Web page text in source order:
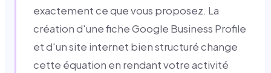
exactement ce que vous proposez. La
création d'une fiche Google Business Profile
et d'un site internet bien structuré change
cette équation en rendant votre activité